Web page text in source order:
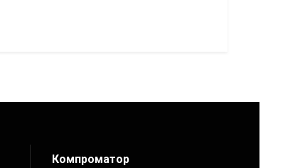
Компроматор